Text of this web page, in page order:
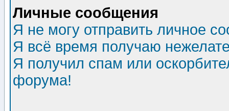
Личные сообщения
Я не могу отправить личное
Я всё время получаю
Я получил спам или
форума!